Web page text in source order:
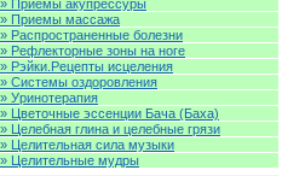
» Приемы акупрессуры
» Приемы массажа
» Распространенные болезни
» Рефлекторные зоны на ноге
» Рэйки.Рецепты исцеления
» Системы оздоровления
» Уринотерапия
» Цветочные эссенции Бача (Баха)
» Целебная глина и целебные грязи
» Целительная сила музыки
» Целительные мудры